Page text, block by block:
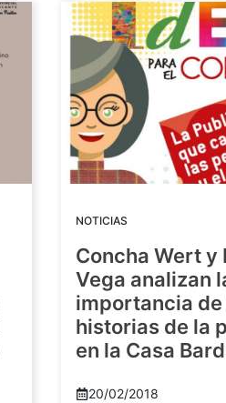
NOTICIAS
Concha Wert y
Vega analizan
importancia de
historias de la
en la Casa
20/02/2018